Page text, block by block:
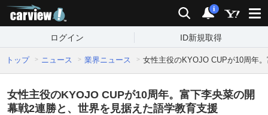
検索 通知
i
ログイン ID新規取得
トップ ニュース 業界ニュース 女性主役のKYOJO CUPが10周年
女性主役のKYOJO CUPが10周年。富下李央菜の開
幕戦2連勝と、世界を見据えた語学教育支援